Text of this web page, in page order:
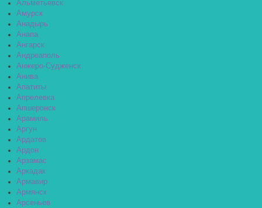
Альметьевск
Амурск
Анадырь
Анапа
Ангарск
Андреаполь
Анжеро-Судженск
Анива
Апатиты
Апрелевка
Апшеронск
Арамиль
Аргун
Ардатов
Ардон
Арзамас
Аркадак
Армавир
Армянск
Арсеньев